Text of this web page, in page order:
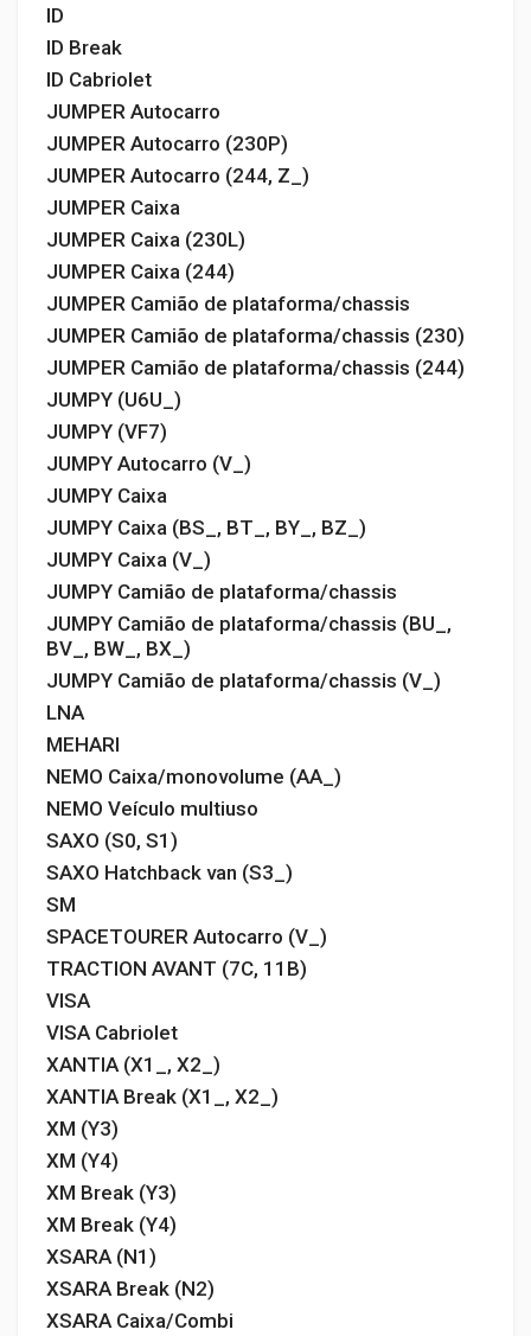
ID
ID Break
ID Cabriolet
JUMPER Autocarro
JUMPER Autocarro (230P)
JUMPER Autocarro (244, Z_)
JUMPER Caixa
JUMPER Caixa (230L)
JUMPER Caixa (244)
JUMPER Camião de plataforma/chassis
JUMPER Camião de plataforma/chassis (230)
JUMPER Camião de plataforma/chassis (244)
JUMPY (U6U_)
JUMPY (VF7)
JUMPY Autocarro (V_)
JUMPY Caixa
JUMPY Caixa (BS_, BT_, BY_, BZ_)
JUMPY Caixa (V_)
JUMPY Camião de plataforma/chassis
JUMPY Camião de plataforma/chassis (BU_,
BV_, BW_, BX_)
JUMPY Camião de plataforma/chassis (V_)
LNA
MEHARI
NEMO Caixa/monovolume (AA_)
NEMO Veículo multiuso
SAXO (S0, S1)
SAXO Hatchback van (S3_)
SM
SPACETOURER Autocarro (V_)
TRACTION AVANT (7C, 11B)
VISA
VISA Cabriolet
XANTIA (X1_, X2_)
XANTIA Break (X1_, X2_)
XM (Y3)
XM (Y4)
XM Break (Y3)
XM Break (Y4)
XSARA (N1)
XSARA Break (N2)
XSARA Caixa/Combi